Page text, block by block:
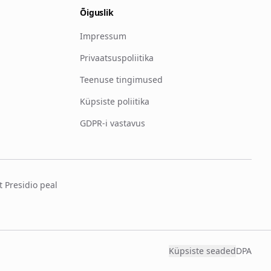
Õiguslik
Impressum
Privaatsuspoliitika
Teenuse tingimused
Küpsiste poliitika
GDPR-i vastavus
Presidio peal
Küpsiste seadedDPA